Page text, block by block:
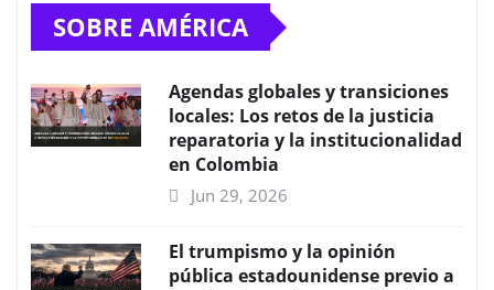
SOBRE AMÉRICA
Agendas globales y transiciones
locales: Los retos de la justicia
reparatoria y la institucionalidad
en Colombia
Jun 29, 2026
El trumpismo y la opinión
pública estadounidense previo a